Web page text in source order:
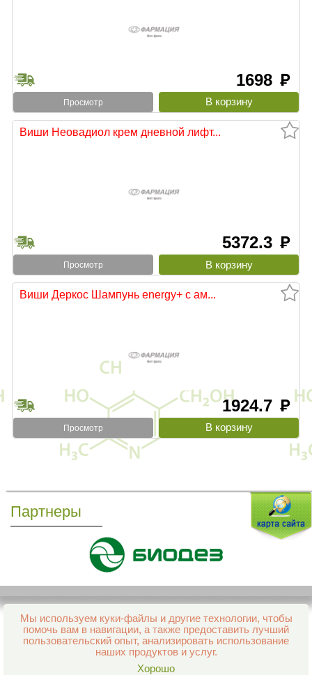
1698 руб
Просмотр
Виши Неовадиол крем дневной лифт...
5372.3 руб
Просмотр
Виши Деркос Шампунь energy+ с ам...
1924.7 руб
Просмотр
Партнеры
Мы используем куки-файлы и другие технологии, чтобы
помочь вам в навигации, а также предоставить лучший
пользовательский опыт, анализировать использование
наших продуктов и услуг.
Хорошо
Все права защищены и охраняются законом
© 2013–2026 Интернет-аптека Фармация
support@aptekapenza.ru
Телефон: Служба обработки заказов 99-98-28